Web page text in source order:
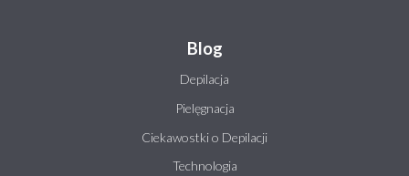
Blog
Depilacja
Pielęgnacja
Ciekawostki o Depilacji
Technologia